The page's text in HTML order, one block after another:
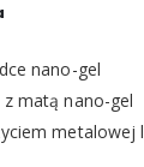
nano-gel
z matą nano-gel
metalowej